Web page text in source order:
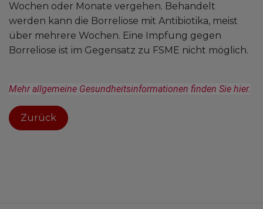
Zurück
Wochen oder Monate vergehen. Behandelt
werden kann die Borreliose mit Antibiotika, meist
über mehrere Wochen. Eine Impfung gegen
Borreliose ist im Gegensatz zu FSME nicht möglich.
Mehr allgemeine Gesundheitsinformationen finden Sie hier.